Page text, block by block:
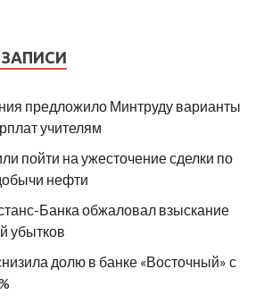
предложило Минтруду варианты
учителям
пойти на ужесточение сделки по
нефти
Банка обжаловал взыскание
убытков
долю в банке «Восточный» с